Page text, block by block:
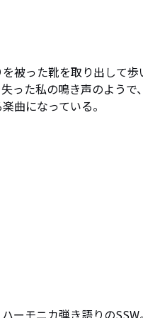
被った靴を取り出して
った私の鳴き声のよう
曲になっている。
ーモニカ弾き語りの